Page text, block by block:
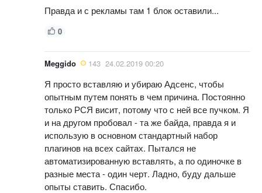
Правда и с рекламы там 1 блок оставили...
0
Meggido 143 24.02.2019 00:20
Я просто вставляю и убираю Адсенс, чтобы
опытным путем понять в чем причина. Постоянно
только РСЯ висит, потому что с ней все пучком. Я
и на другом пробовал - та же байда, правда я и
использую в основном стандартный набор
плагинов на всех сайтах. Пытался не
автоматизированную вставлять, а по одиночке в
разные места - один черт. Ладно, буду дальше
опыты ставить. Спасибо.